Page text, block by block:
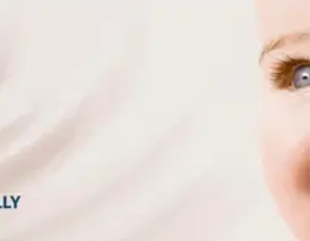
jotka ovat käyttäneet S-Etukorttia myymälässä tai